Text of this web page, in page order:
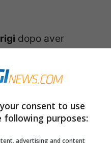
dopo aver
riusciamo a
figlia, la
consent to use
purposes:
advertising and content